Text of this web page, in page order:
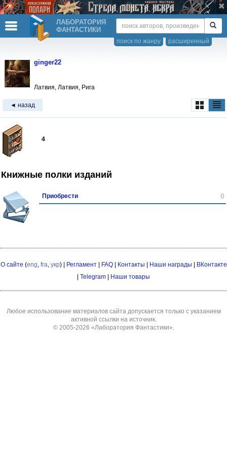
ЛАБОРАТОРИЯ
ФАНТАСТИКИ
расширенный
поиск по жанру
ginger22
Латвия, Латвия, Рига
◄ назад
4
Книжные полки изданий
Приобрести 0
О сайте (eng, fra, укр) | Регламент| FAQ| Контакты Наши награды
ВКонтакте
Telegram Наши товары
Любое использование материалов сайта допускается только с указанием
активной ссылки на источник.
© 2005-2026 «Лаборатория Фантастики».